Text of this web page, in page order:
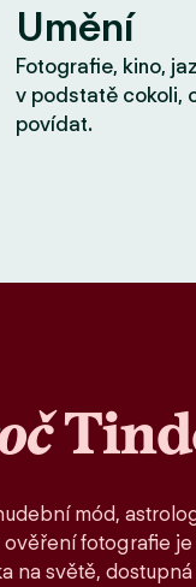
Umění
Fotografie, kino,
v podstatě cokoli,
povídat.
mód,
fotografie
na světě,